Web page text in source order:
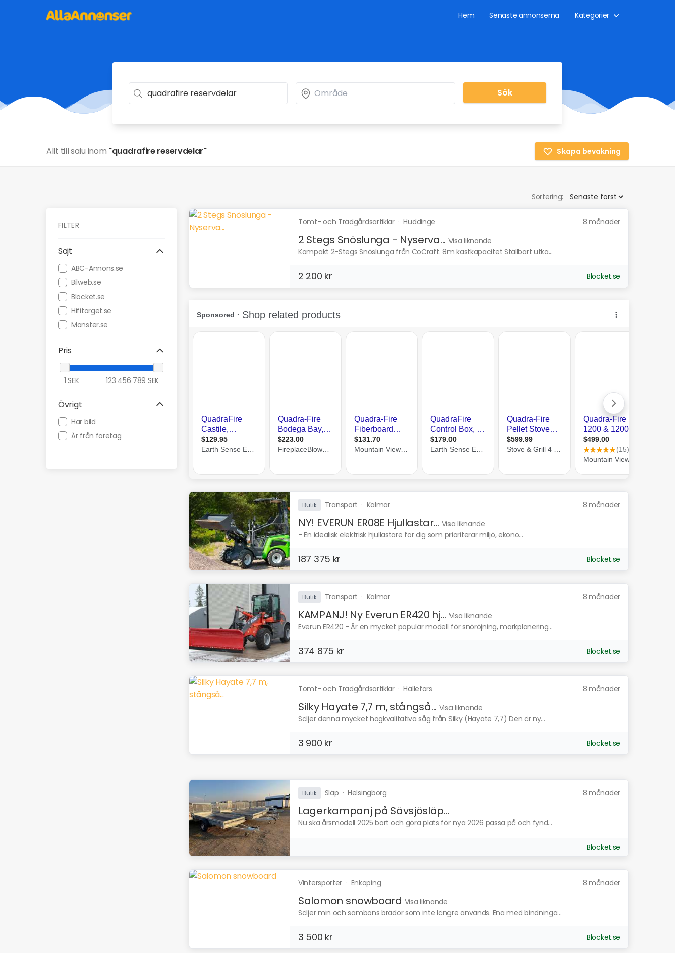
Hem Senaste annonserna Kategorier
Sök
Allt till salu inom "quadrafire reservdelar" Skapa bevakning
Sortering:
FILTER
Sajt
ABC-Annons.se
Bilweb.se
Blocket.se
Hifitorget.se
Monster.se
Pris
1 SEK 123 456 789 SEK
Övrigt
Har bild
Är från företag
Tomt- och Trädgårdsartiklar·Huddinge 8 månader
2 Stegs Snöslunga - Nyserva... Visa liknande
Kompakt 2-Stegs Snöslunga från CoCraft. 8m kastkapacitet Ställbart utka...
2 200 kr Blocket.se
Butik Transport · Kalmar 8 månader
NY! EVERUN ER08E Hjullastar... Visa liknande
- En idealisk elektrisk hjullastare för dig som prioriterar miljö, ekono...
187 375 kr Blocket.se
Butik Transport · Kalmar 8 månader
KAMPANJ! Ny Everun ER420 hj... Visa liknande
Everun ER420 - Är en mycket populär modell för snöröjning, markplanering...
374 875 kr Blocket.se
Tomt- och Trädgårdsartiklar·Hällefors 8 månader
Silky Hayate 7,7 m, stångså... Visa liknande
Säljer denna mycket högkvalitativa såg från Silky (Hayate 7,7) Den är ny...
3 900 kr Blocket.se
Butik Släp ·Helsingborg 8 månader
Lagerkampanj på Sävsjösläp...
Nu ska årsmodell 2025 bort och göra plats för nya 2026 passa på och fynd...
Blocket.se
Vintersporter · Enköping 8 månader
Salomon snowboard Visa liknande
Säljer min och sambons brädor som inte längre används. Ena med bindninga...
3 500 kr Blocket.se